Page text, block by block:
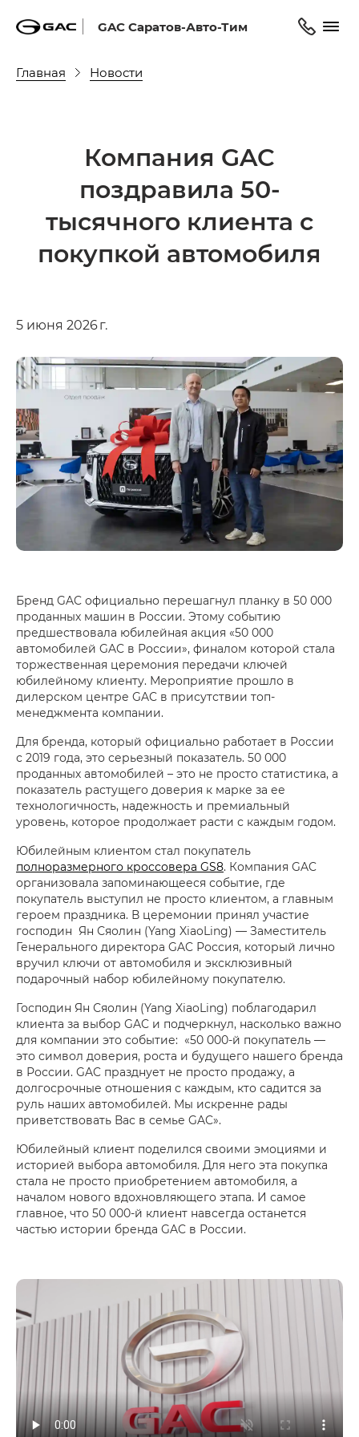
GAC Саратов-Авто-Тим
Главная Новости
Компания GAC
поздравила 50-
тысячного клиента с
покупкой автомобиля
5 июня 2026 г.
Бренд GAC официально перешагнул планку в 50 000
проданных машин в России. Этому событию
предшествовала юбилейная акция «50 000
автомобилей GAC в России», финалом которой стала
торжественная церемония передачи ключей
юбилейному клиенту. Мероприятие прошло в
дилерском центре GAC в присутствии топ-
менеджмента компании.
Для бренда, который официально работает в России
с 2019 года, это серьезный показатель. 50 000
проданных автомобилей – это не просто статистика, а
показатель растущего доверия к марке за ее
технологичность, надежность и премиальный
уровень, которое продолжает расти с каждым годом.
Юбилейным клиентом стал покупатель
полноразмерного кроссовера GS8. Компания GAC
организовала запоминающееся событие, где
покупатель выступил не просто клиентом, а главным
героем праздника. В церемонии принял участие
господин Ян Сяолин (Yang XiaoLing) — Заместитель
Генерального директора GAC Россия, который лично
вручил ключи от автомобиля и эксклюзивный
подарочный набор юбилейному покупателю.
Господин Ян Сяолин (Yang XiaoLing) поблагодарил
клиента за выбор GAC и подчеркнул, насколько важно
для компании это событие: «50 000-й покупатель —
это символ доверия, роста и будущего нашего бренда
в России. GAC празднует не просто продажу, а
долгосрочные отношения с каждым, кто садится за
руль наших автомобилей. Мы искренне рады
приветствовать Вас в семье GAC».
Юбилейный клиент поделился своими эмоциями и
историей выбора автомобиля. Для него эта покупка
стала не просто приобретением автомобиля, а
началом нового вдохновляющего этапа. И самое
главное, что 50 000-й клиент навсегда останется
частью истории бренда GAC в России.